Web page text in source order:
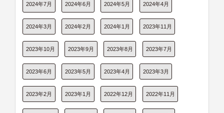
2024年7月 2024年6月 2024年5月 2024年4月
2024年3月 2024年2月 2024年1月 2023年11月
2023年10月 2023年9月 2023年8月 2023年7月
2023年6月 2023年5月 2023年4月 2023年3月
2023年2月 2023年1月 2022年12月 2022年11月